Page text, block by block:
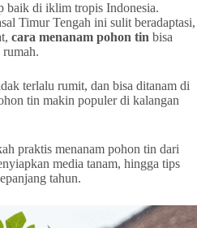
baik di iklim tropis Indonesia.
Timur Tengah ini sulit beradaptasi,
cara menanam pohon tin bisa
terlalu rumit, dan bisa ditanam di
tin makin populer di kalangan
praktis menanam pohon tin dari
media tanam, hingga tips
tahun.